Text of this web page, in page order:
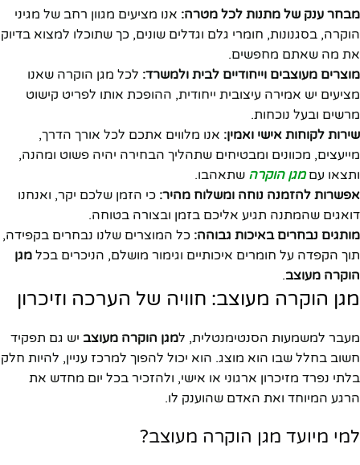
מבחר ענק של מתנות לכל מטרה: אנו מציעים מגוון רחב של מגיני
הוקרה, בסגנונות, חומרי גלם וגדלים שונים, כך שתוכלו למצוא בדיוק
את מה שאתם מחפשים.
מוצרים מעוצבים וייחודיים לבית ולמשרד: לכל מגן הוקרה שאנו
מציעים יש אמירה עיצובית ייחודית, ההופכת אותו לפריט קישוט
מרשים ובעל נוכחות.
שירות לקוחות אישי ואמין: אנו מלווים אתכם לכל אורך הדרך,
מייעצים, מכוונים ומבטיחים שתהליך הבחירה יהיה פשוט ומהנה,
ותצאו עםמגן הוקרה שתאהבו.
אפשרות להזמנה נוחה ומשלוח מהיר: כי הזמן שלכם יקר, ואנחנו
דואגים שהמתנה תגיע אליכם בזמן ובצורה בטוחה.
מותגים נבחרים באיכות גבוהה: כל המוצרים שלנו נבחרים בקפידה,
תוך הקפדה על חומרים איכותיים וגימור מושלם, הניכרים בכל מגן
הוקרה מעוצב.
מגן הוקרה מעוצב: חוויה של הערכה וזיכרון
מעבר למשמעות הסנטימנטלית, למגן הוקרה מעוצב יש גם תפקיד
חשוב בחלל שבו הוא מוצג. הוא יכול להפוך למרכז עניין, להיות חלק
בלתי נפרד מזיכרון ארגוני או אישי, ולהזכיר בכל יום מחדש את
הרגע המיוחד ואת האדם שהוענק לו.
למי מיועד מגן הוקרה מעוצב?